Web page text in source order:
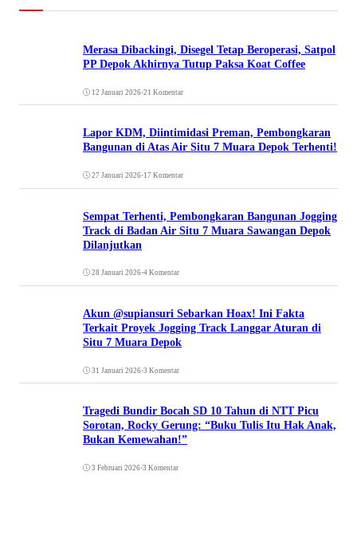
Merasa Dibackingi, Disegel Tetap Beroperasi, Satpol
PP Depok Akhirnya Tutup Paksa Koat Coffee
12 Januari 2026•21 Komentar
Lapor KDM, Diintimidasi Preman, Pembongkaran
Bangunan di Atas Air Situ 7 Muara Depok Terhenti!
27 Januari 2026•17 Komentar
Sempat Terhenti, Pembongkaran Bangunan Jogging
Track di Badan Air Situ 7 Muara Sawangan Depok
Dilanjutkan
28 Januari 2026•4 Komentar
Akun @supiansuri Sebarkan Hoax! Ini Fakta
Terkait Proyek Jogging Track Langgar Aturan di
Situ 7 Muara Depok
31 Januari 2026•3 Komentar
Tragedi Bundir Bocah SD 10 Tahun di NTT Picu
Sorotan, Rocky Gerung: “Buku Tulis Itu Hak Anak,
Bukan Kemewahan!”
3 Februari 2026•3 Komentar